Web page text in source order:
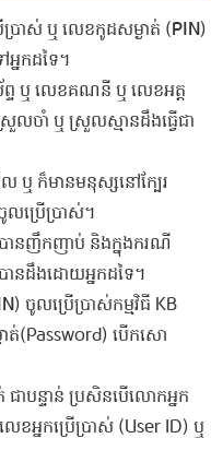
ប្រាស់​ ​ឬ​ ​លេខ​កូ​ដ​សម្ងាត់​ (​P​IN​) ​
អ្នកដទៃ។
ព្ទ​ ​ឬ​ ​លេខ​គណនី​ ​ឬ​ ​លេខ​អត្ត
ចាំ​ ​ឬ​ ​ស្រួល​ស្មាន​ដឹង​​ធ្វើជា​​​
ើល​ ​ឬ​ ​ក៏មាន​មនុស្ស​នៅក្បែរ
ប្រើប្រាស់​។
ាន​ញឹកញាប់​ ​និង​ក្នុង​ករណី​
ាន​ដឹង​ដោយ​អ្នកដទៃ​។
) ​ចូល​ប្រើប្រាស់កម្មវិធី KB
ត់​(Password​) ​បើក​សោ​
ាបន្ទាន់ ​ប្រសិនបើ​លោក​អ្នក​
ខ​អ្នកប្រើប្រាស់​ (User​ ​ID) ​ឬ​